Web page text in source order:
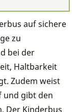
auf sichere
zu
bei der
Haltbarkeit
Zudem weist
und gibt den
Der Kinderbus